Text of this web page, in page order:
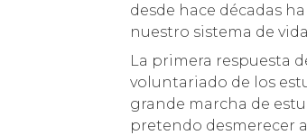
desde hace décadas
nuestro sistema de vida.
La primera respuesta
voluntariado de los
grande marcha de
pretendo desmerecer